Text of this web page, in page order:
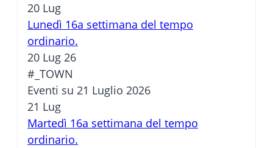
20 Lug
Lunedì 16a settimana del tempo
ordinario.
20 Lug 26
#_TOWN
Eventi su 21 Luglio 2026
21 Lug
Martedì 16a settimana del tempo
ordinario.